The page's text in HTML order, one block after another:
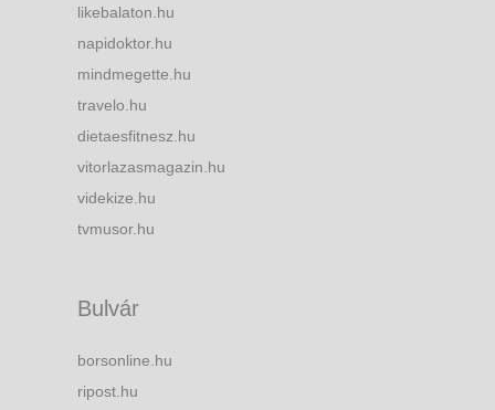
likebalaton.hu
napidoktor.hu
mindmegette.hu
travelo.hu
dietaesfitnesz.hu
vitorlazasmagazin.hu
videkize.hu
tvmusor.hu
Bulvár
borsonline.hu
ripost.hu